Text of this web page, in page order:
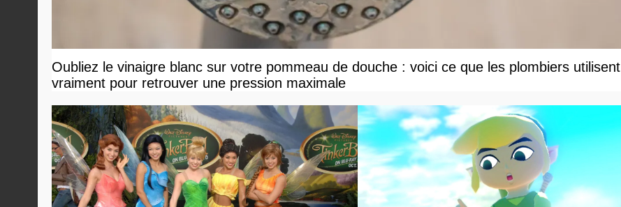
Oubliez le vinaigre blanc sur votre pommeau de douche : voici ce que les plombiers utilisent
vraiment pour retrouver une pression maximale